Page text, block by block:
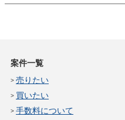
案件一覧
売りたい
買いたい
手数料について